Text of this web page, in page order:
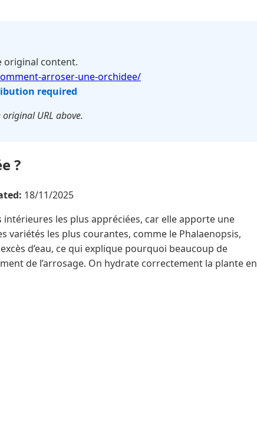
original content.
arroser-une-orchidee/
required
URL above.
?
18/11/2025
intérieures les plus appréciées, car elle apporte une
variétés les plus courantes, comme le Phalaenopsis,
d’eau, ce qui explique pourquoi beaucoup de
de l’arrosage. On hydrate correctement la plante en